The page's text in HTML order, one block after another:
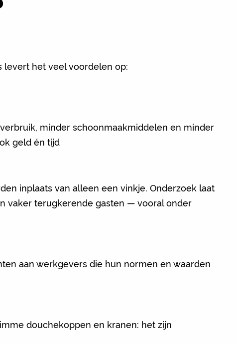
levert het veel voordelen op:
minder schoonmaakmiddelen en minder
geld én tijd
inplaats van alleen een vinkje. Onderzoek laat
vaker terugkerende gasten — vooral onder
aan werkgevers die hun normen en waarden
douchekoppen en kranen: het zijn